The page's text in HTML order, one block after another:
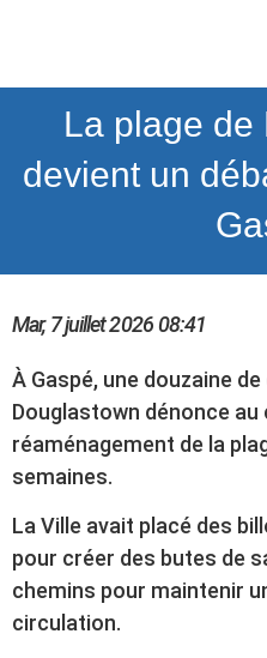
La plage de
devient un
Mar, 7 juillet 202608:41
À Gaspé, une douzaine
Douglastown dénonce au
réaménagement de la
semaines.
La Ville avait placé des
pour créer des butes de
chemins pour maintenir
circulation.